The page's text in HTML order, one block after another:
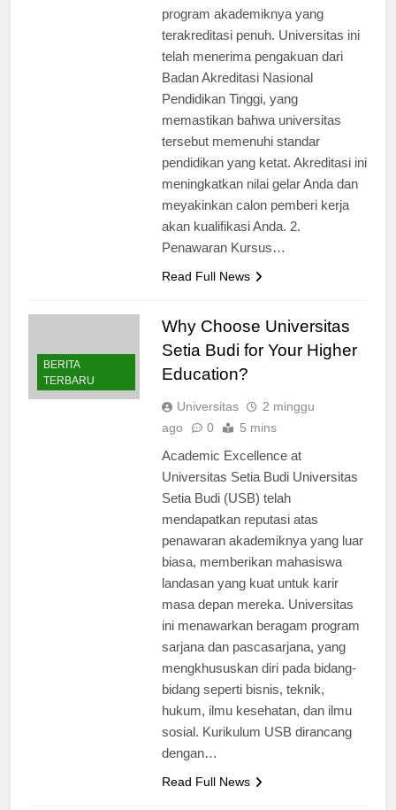
Universitas Hamzanwadi adalah
program akademiknya yang
terakreditasi penuh. Universitas ini
telah menerima pengakuan dari
Badan Akreditasi Nasional
Pendidikan Tinggi, yang
memastikan bahwa universitas
tersebut memenuhi standar
pendidikan yang ketat. Akreditasi ini
meningkatkan nilai gelar Anda dan
meyakinkan calon pemberi kerja
akan kualifikasi Anda. 2.
BERITA
Why Choose Universitas
Setia Budi for Your Higher
Universitas
2 minggu
Academic Excellence at
Universitas Setia Budi Universitas
Setia Budi (USB) telah
mendapatkan reputasi atas
penawaran akademiknya yang luar
biasa, memberikan mahasiswa
landasan yang kuat untuk karir
masa depan mereka. Universitas
ini menawarkan beragam program
sarjana dan pascasarjana, yang
mengkhususkan diri pada bidang-
bidang seperti bisnis, teknik,
hukum, ilmu kesehatan, dan ilmu
sosial. Kurikulum USB dirancang